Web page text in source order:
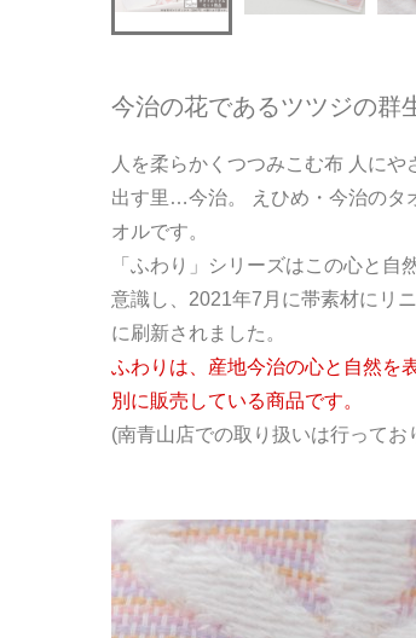
今治の花であるツツジの群
人を柔らかくつつみこむ布 人に
出す里…今治。 えひめ・今治のタ
オルです。
「ふわり」シリーズはこの心と
意識し、2021年7月に帯素材にリ
に刷新されました。
ふわりは、産地今治の心と自然を
別に販売している商品です。
(南青山店での取り扱いは行って